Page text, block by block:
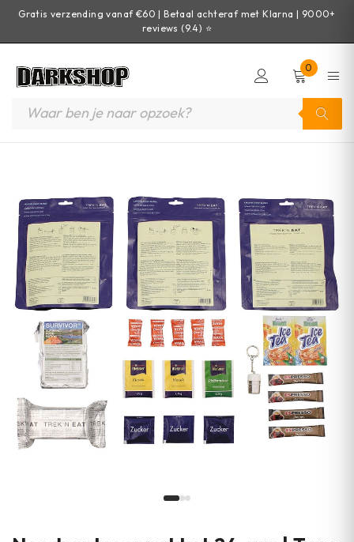
Gratis verzending vanaf €60 | Betaal achteraf met Klarna | 9000+
reviews (9.4) ⭐
0